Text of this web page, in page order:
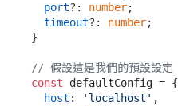
port?: number;
timeout?: number;
}
// 假設這是我們的預設設定
const defaultConfig = {
host : 'localhost' ,